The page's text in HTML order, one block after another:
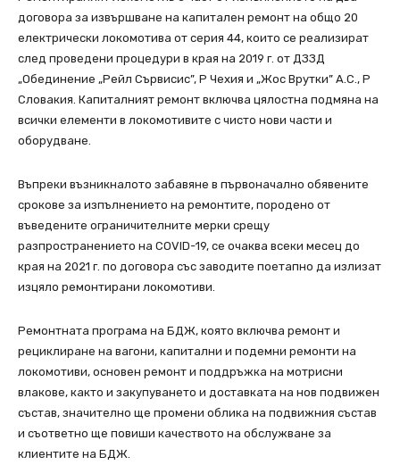
договора за извършване на капитален ремонт на общо 20
електрически локомотива от серия 44, които се реализират
след проведени процедури в края на 2019 г. от ДЗЗД
„Обединение „Рейл Сървисис”, Р Чехия и „Жос Врутки” А.С., Р
Словакия. Капиталният ремонт включва цялостна подмяна на
всички елементи в локомотивите с чисто нови части и
оборудване.
Въпреки възникналото забавяне в първоначално обявените
срокове за изпълнението на ремонтите, породено от
въведените ограничителните мерки срещу
разпространението на COVID-19, се очаква всеки месец до
края на 2021 г. по договора със заводите поетапно да излизат
изцяло ремонтирани локомотиви.
Ремонтната програма на БДЖ, която включва ремонт и
рециклиране на вагони, капитални и подемни ремонти на
локомотиви, основен ремонт и поддръжка на мотрисни
влакове, както и закупуването и доставката на нов подвижен
състав, значително ще промени облика на подвижния състав
и съответно ще повиши качеството на обслужване за
клиентите на БДЖ.